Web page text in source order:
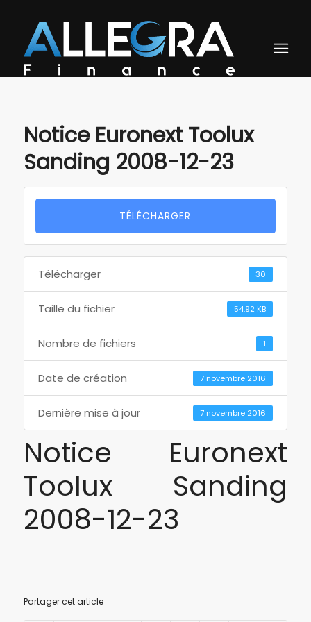
Notice Euronext Toolux
Sanding 2008-12-23
TÉLÉCHARGER
Télécharger 30
Taille du fichier 54.92 KB
Nombre de fichiers 1
Date de création 7 novembre 2016
Dernière mise à jour 7 novembre 2016
Notice Euronext
Toolux Sanding
2008-12-23
Partager cet article